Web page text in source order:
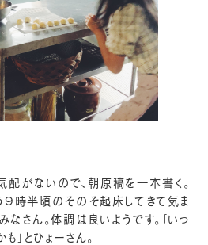
配がないので、朝原稿を一本書く。
９時半頃のそのそ起床してきて気ま
さん。体調は良いようです。「いっ
」とひょーさん。